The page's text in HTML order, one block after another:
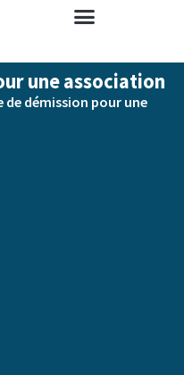
une association
de démission pour une